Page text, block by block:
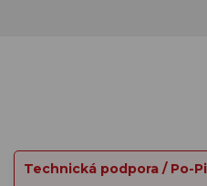
Technická podpora / Po-